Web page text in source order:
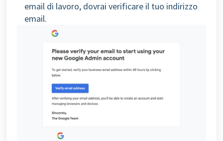
email di lavoro, dovrai verificare il tuo indirizzo
email.